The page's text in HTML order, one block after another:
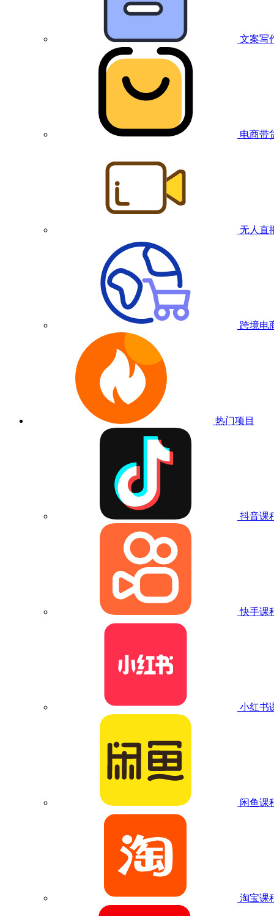
文案写
电商带
无人直
跨境电
热门项目
抖音课
快手课
小红书
闲鱼课
淘宝课